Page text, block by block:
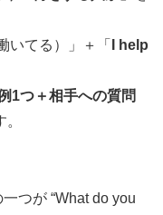
いてる）」＋「
I help
1つ＋相手への質問
つが “What do you